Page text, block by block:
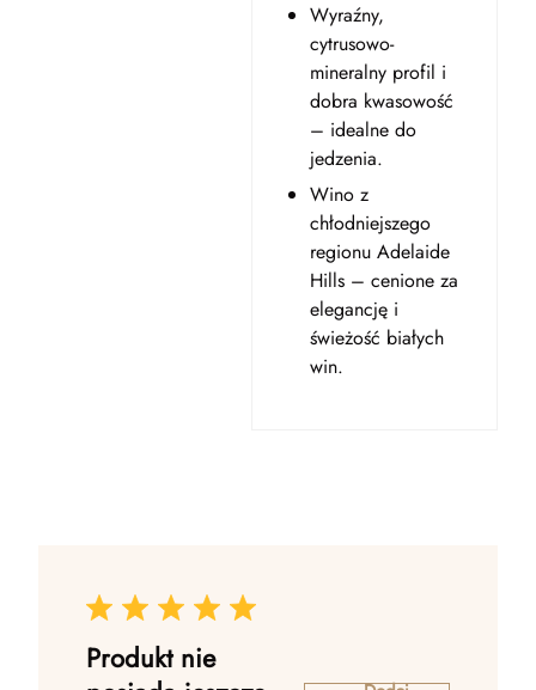
Wyraźny,
cytrusowo-
mineralny profil i
dobra kwasowość
– idealne do
jedzenia.
Wino z
chłodniejszego
regionu Adelaide
Hills – cenione za
elegancję i
świeżość białych
win.
Produkt nie